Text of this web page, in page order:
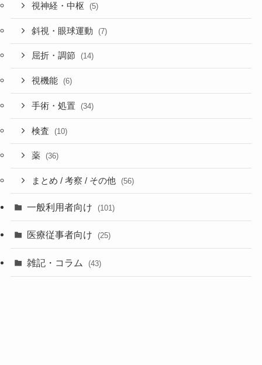
視神経・中枢 (5)
斜視・眼球運動 (7)
屈折・調節 (14)
視機能 (6)
手術・処置 (34)
検査 (10)
薬 (36)
まとめ / 考察 / その他 (56)
一般利用者向け (101)
医療従事者向け (25)
雑記・コラム (43)